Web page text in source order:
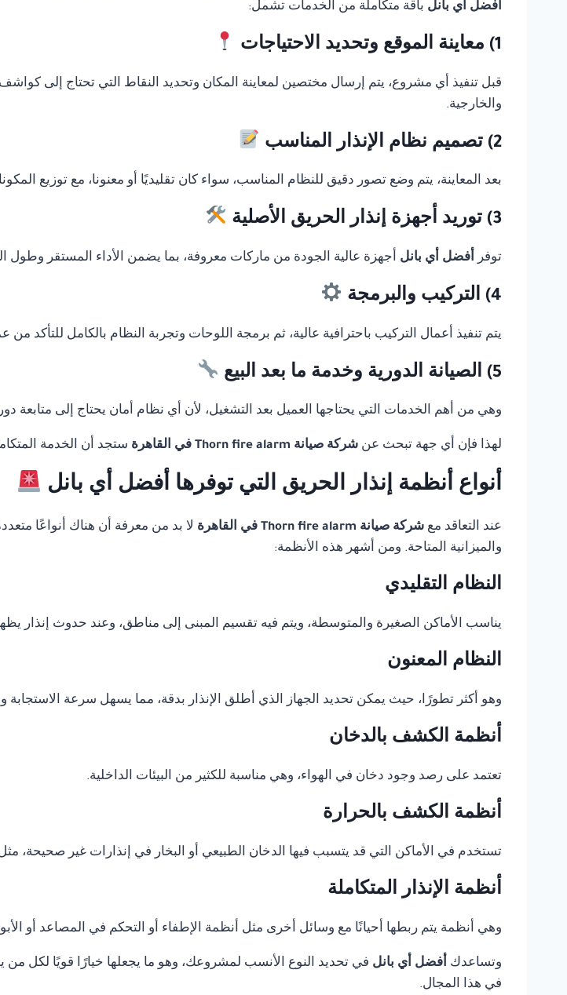
أفضل أي بانل باقة متكاملة من الخدمات تشمل:
1) معاينة الموقع وتحديد الاحتياجات
قبل تنفيذ أي مشروع، يتم إرسال مختصين لمعاينة المكان وتحديد النقاط التي تحتاج إلى
والخارجية.
2) تصميم نظام الإنذار المناسب
بعد المعاينة، يتم وضع تصور دقيق للنظام المناسب، سواء كان تقليديًا أو معنونا، مع توزيع
3) توريد أجهزة إنذار الحريق الأصلية
توفر أفضل أي بانل أجهزة عالية الجودة من ماركات معروفة، بما يضمن الأداء المستقر وطول
4) التركيب والبرمجة
يتم تنفيذ أعمال التركيب باحترافية عالية، ثم برمجة اللوحات وتجربة النظام بالكامل للتأكد من
5) الصيانة الدورية وخدمة ما بعد البيع
وهي من أهم الخدمات التي يحتاجها العميل بعد التشغيل، لأن أي نظام أمان يحتاج إلى متابعة
لهذا فإن أي جهة تبحث عن شركة صيانة Thorn fire alarm في القاهرة ستجد أن الخدمة
أنواع أنظمة إنذار الحريق التي توفرها أفضل أي بانل
عند التعاقد مع شركة صيانة Thorn fire alarm في القاهرة
لا بد من معرفة أن هناك أنواعًا
والميزانية المتاحة. ومن أشهر هذه الأنظمة:
النظام التقليدي
يناسب الأماكن الصغيرة والمتوسطة، ويتم فيه تقسيم المبنى إلى مناطق، وعند حدوث إنذار
النظام المعنون
وهو أكثر تطورًا، حيث يمكن تحديد الجهاز الذي أطلق الإنذار بدقة، مما يسهل سرعة الاستجابة
أنظمة الكشف بالدخان
تعتمد على رصد وجود دخان في الهواء، وهي مناسبة للكثير من البيئات الداخلية.
أنظمة الكشف بالحرارة
تستخدم في الأماكن التي قد يتسبب فيها الدخان الطبيعي أو البخار في إنذارات غير صحيحة،
أنظمة الإنذار المتكاملة
وهي أنظمة يتم ربطها أحيانًا مع وسائل أخرى مثل أنظمة الإطفاء أو التحكم في المصاعد أو
وتساعدك أفضل أي بانل في تحديد النوع الأنسب لمشروعك، وهو ما يجعلها خيارًا قويًا لكل من
في هذا المجال.